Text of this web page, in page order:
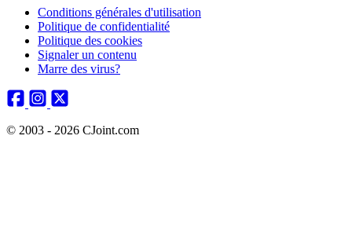
Conditions générales d'utilisation
Politique de confidentialité
Politique des cookies
Signaler un contenu
Marre des virus?
© 2003 - 2026 CJoint.com